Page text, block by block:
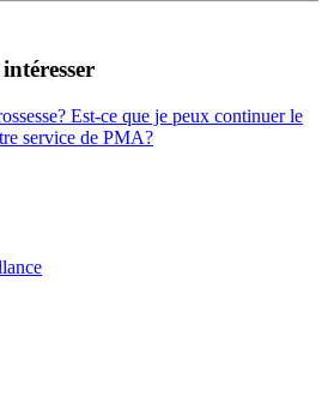
Est-ce que je peux continuer le
service de PMA?